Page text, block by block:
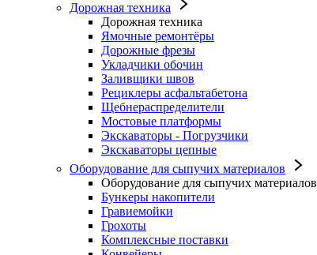
Дорожная техника
Дорожная техника
Ямочные ремонтёры
Дорожные фрезы
Укладчики обочин
Заливщики швов
Рециклеры асфальтабетона
Щебнераспределители
Мостовые платформы
Экскаваторы - Погрузчики
Экскаваторы цепные
Оборудование для сыпучих материалов
Оборудование для сыпучих материалов
Бункеры накопители
Гравиемойки
Грохоты
Комплексные поставки